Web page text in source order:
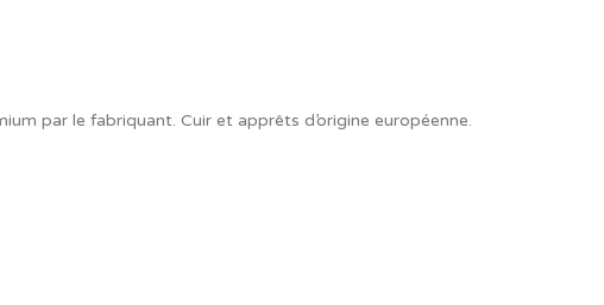
par le fabriquant. Cuir et apprêts d’origine européenne.